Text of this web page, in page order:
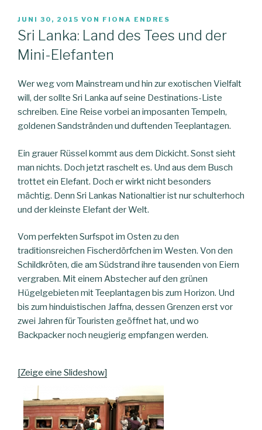
VERÖFFENTLICHT
AM
JUNI 30, 2015 VON FIONA ENDRES
Sri Lanka: Land des Tees und der
Mini-Elefanten
Wer weg vom Mainstream und hin zur exotischen Vielfalt
will, der sollte Sri Lanka auf seine Destinations-Liste
schreiben. Eine Reise vorbei an imposanten Tempeln,
goldenen Sandstränden und duftenden Teeplantagen.
Ein grauer Rüssel kommt aus dem Dickicht. Sonst sieht
man nichts. Doch jetzt raschelt es. Und aus dem Busch
trottet ein Elefant. Doch er wirkt nicht besonders
mächtig. Denn Sri Lankas Nationaltier ist nur schulterhoch
und der kleinste Elefant der Welt.
Vom perfekten Surfspot im Osten zu den
traditionsreichen Fischerdörfchen im Westen. Von den
Schildkröten, die am Südstrand ihre tausenden von Eiern
vergraben. Mit einem Abstecher auf den grünen
Hügelgebieten mit Teeplantagen bis zum Horizon. Und
bis zum hinduistischen Jaffna, dessen Grenzen erst vor
zwei Jahren für Touristen geöffnet hat, und wo
Backpacker noch neugierig empfangen werden.
[Zeige eine Slideshow]